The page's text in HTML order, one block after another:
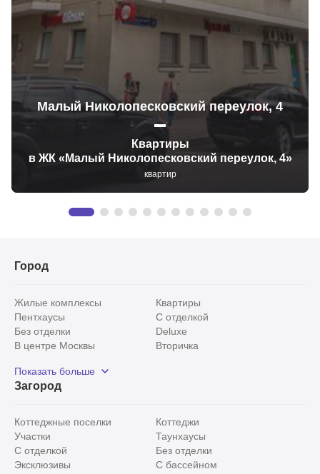
Малый Николопесковский переулок, 4
Квартиры
в ЖК «Малый Николопесковский переулок, 4»
квартир
Город
Жилые комплексы
Квартиры
Пентхаусы
С отделкой
Без отделки
Deluxe
В центре Москвы
Вторичка
Рядом с парком
С панорамными окнами
Показать больше
Загород
Коттеджные поселки
Коттеджи
Участки
Таунхаусы
С отделкой
Без отделки
Эксклюзивы
С бассейном